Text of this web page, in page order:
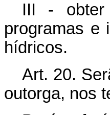
III - obter
programas e
hídricos.
Art. 20.
outorga, nos